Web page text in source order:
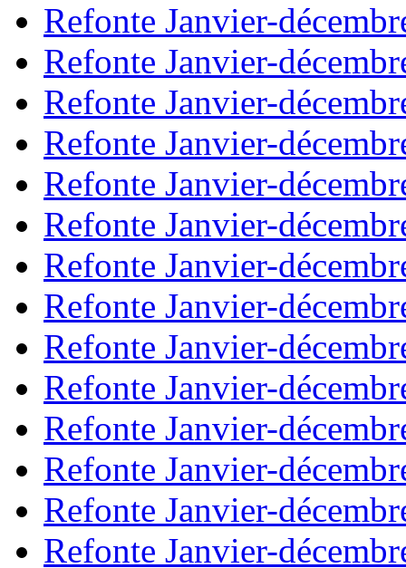
Refonte Janvier-
Refonte Janvier-
Refonte Janvier-
Refonte Janvier-
Refonte Janvier-
Refonte Janvier-
Refonte Janvier-
Refonte Janvier-
Refonte Janvier-
Refonte Janvier-
Refonte Janvier-
Refonte Janvier-
Refonte Janvier-
Refonte Janvier-